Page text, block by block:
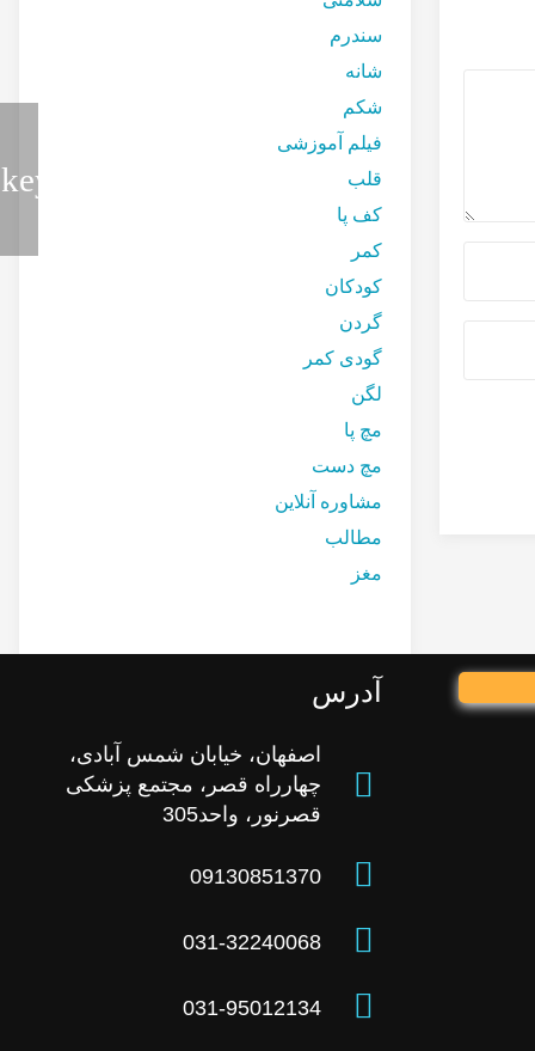
سندرم
شانه
شکم
فیلم آموزشی
قلب
کف پا
کمر
کودکان
گردن
گودی کمر
لگن
مچ پا
مچ دست
مشاوره آنلاین
مطالب
مغز
آدرس
اصفهان، خیابان شمس آبادی،
چهارراه قصر، مجتمع پزشکی
قصرنور، واحد305
09130851370
031-32240068
031-95012134